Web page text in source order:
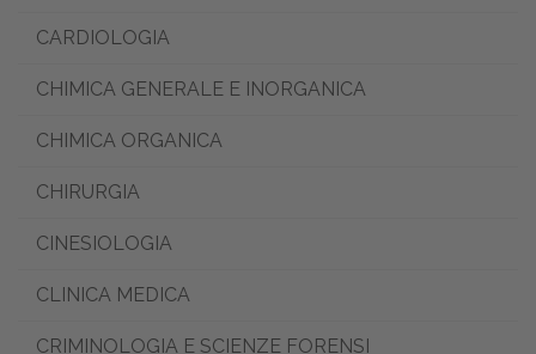
CARDIOLOGIA
CHIMICA GENERALE E INORGANICA
CHIMICA ORGANICA
CHIRURGIA
CINESIOLOGIA
CLINICA MEDICA
CRIMINOLOGIA E SCIENZE FORENSI